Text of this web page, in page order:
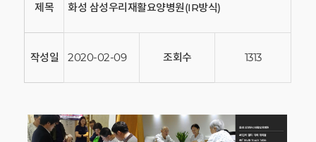
제목 화성 삼성우리재활요양병원(IR방식)
작성일 2020-02-09 조회수 1313